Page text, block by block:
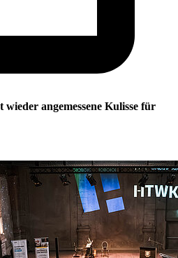
angemessene Kulisse für